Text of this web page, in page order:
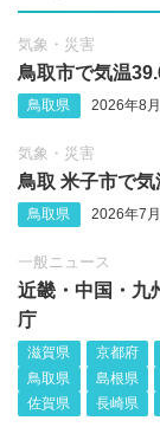
気象・災害
鳥取市で気温
鳥取県 2026年8
気象・災害
鳥取 米子市で
鳥取県 2026年7
一般ニュース
近畿・中国・九
庁
滋賀県 京都府
鳥取県
島根県
佐賀県
長崎県